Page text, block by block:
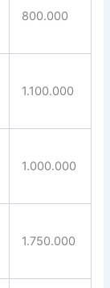
800.000
1.100.000
1.000.000
1.750.000